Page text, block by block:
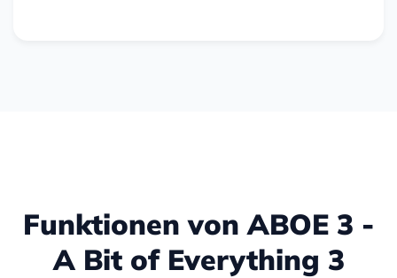
Funktionen von ABOE 3 -
A Bit of Everything 3